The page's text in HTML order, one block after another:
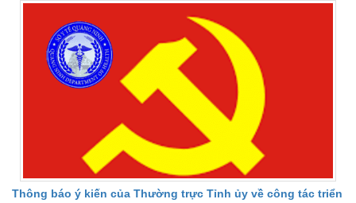
Thông báo ý kiến của Thường trực Tỉnh ủy về công tác triển